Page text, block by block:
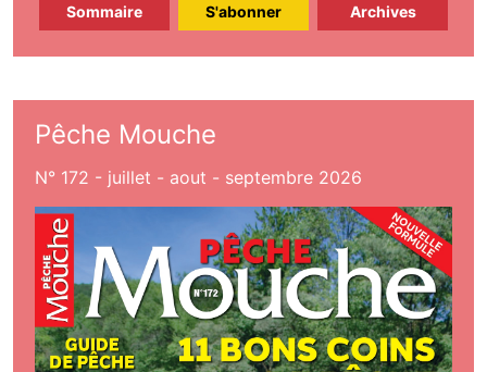
Sommaire S'abonner Archives
Pêche Mouche
N° 172 - juillet - aout - septembre 2026